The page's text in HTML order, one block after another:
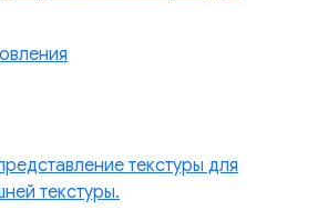
текстуры для
текстуры.